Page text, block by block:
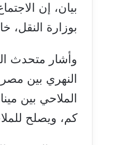
بيان، إن
بوزارة النقل،
وأشار متحدث
النهري بين
كم، ويصلح